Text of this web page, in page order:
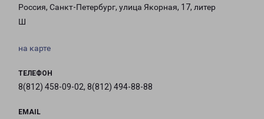
Россия, Санкт-Петербург, улица Якорная, 17, литер
Ш
на карте
ТЕЛЕФОН
8(812) 458-09-02, 8(812) 494-88-88
EMAIL